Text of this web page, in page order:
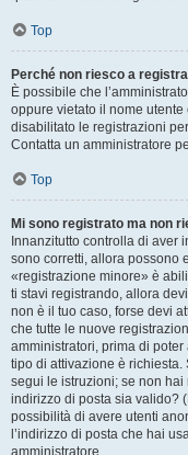
Top
Perché non riesco a
È possibile che
oppure vietato il nome
disabilitato le registrazioni
Contatta un amministratore
Top
Mi sono registrato ma non
Innanzitutto controlla di aver
sono corretti, allora possono
«registrazione minore» è
ti stavi registrando, allora
non è il tuo caso, forse devi
che tutte le nuove
amministratori, prima di
tipo di attivazione è
segui le istruzioni; se non
indirizzo di posta sia valido?
possibilità di avere utenti
l’indirizzo di posta che hai
amministratore.